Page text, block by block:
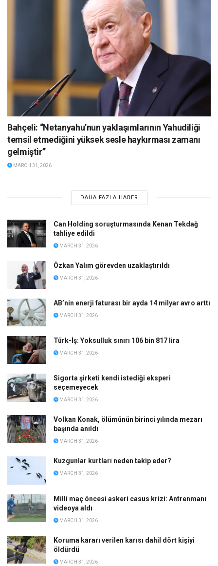
Bahçeli: “Netanyahu’nun yaklaşımlarının Yahudiliği
temsil etmediğini yüksek sesle haykırması zamanı
gelmiştir”
MARCH 31, 2026
DAHA FAZLA HABER
Can Holding soruşturmasında Kenan Tekdağ
tahliye edildi
MARCH 31, 2026
Özkan Yalım görevden uzaklaştırıldı
MARCH 31, 2026
AB’nin enerji faturası bir ayda 14 milyar avro arttı
MARCH 31, 2026
Türk-İş: Yoksulluk sınırı 106 bin 817 lira
MARCH 31, 2026
Sigorta şirketi kendi istediği eksperi
seçemeyecek
MARCH 31, 2026
Volkan Konak, ölümünün birinci yılında mezarı
başında anıldı
MARCH 31, 2026
Kuzgunlar kurtları neden takip eder?
MARCH 31, 2026
Milli maç öncesi askeri casus krizi: Antrenmanı
videoya aldı
MARCH 31, 2026
Koruma kararı verilen karısı dahil dört kişiyi
öldürdü
MARCH 31, 2026